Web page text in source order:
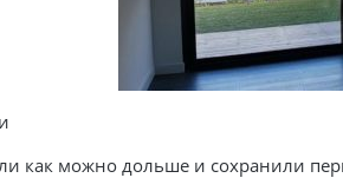
как можно дольше и сохранили